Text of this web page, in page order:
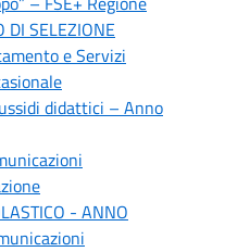
SELEZIONE
e Servizi
didattici – Anno
- ANNO